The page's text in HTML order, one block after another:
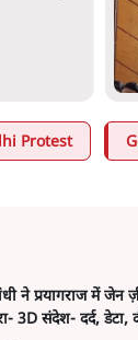
सीने पर
Protest
ने प्रयागराज में जेन
3D संदेश- दर्द, डेटा,